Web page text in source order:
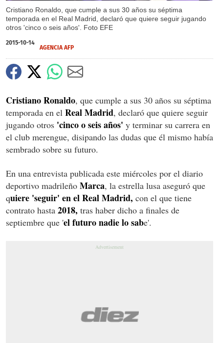
Cristiano Ronaldo, que cumple a sus 30 años su séptima
temporada en el Real Madrid, declaró que quiere seguir jugando
otros 'cinco o seis años'. Foto EFE
2015-10-14
AGENCIA AFP
Cristiano Ronaldo, que cumple a sus 30 años su séptima
temporada en el Real Madrid, declaró que quiere seguir
jugando otros 'cinco o seis años' y terminar su carrera en
el club merengue, disipando las dudas que él mismo había
sembrado sobre su futuro.
En una entrevista publicada este miércoles por el diario
deportivo madrileño Marca, la estrella lusa aseguró que
quiere 'seguir' en el Real Madrid, con el que tiene
contrato hasta 2018, tras haber dicho a finales de
septiembre que 'el futuro nadie lo sabe'.